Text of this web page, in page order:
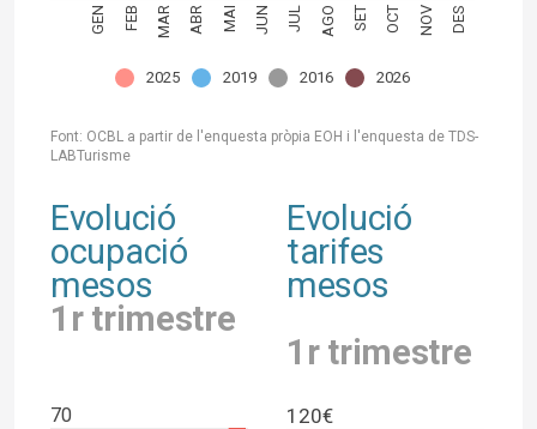
GEN FEB MAR ABR MAI JUN JUL AGO SET OCT NOV DES
2025 2019 2016 2026
Font: OCBL a partir de l'enquesta pròpia EOH i l'enquesta de TDS-
LABTurisme
Evolució
ocupació
mesos
1r trimestre
Evolució
tarifes
mesos
1r trimestre
70
120€